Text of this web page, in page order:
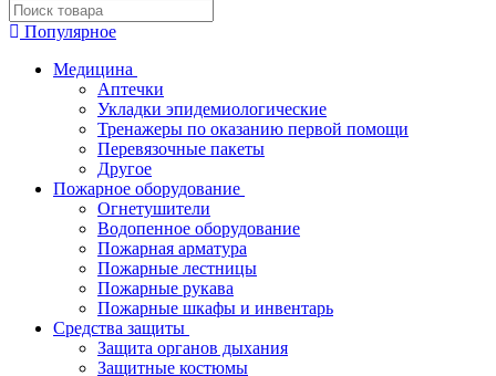
Популярное
Медицина
Аптечки
Укладки эпидемиологические
Тренажеры по оказанию первой помощи
Перевязочные пакеты
Другое
Пожарное оборудование
Огнетушители
Водопенное оборудование
Пожарная арматура
Пожарные лестницы
Пожарные рукава
Пожарные шкафы и инвентарь
Средства защиты
Защита органов дыхания
Защитные костюмы